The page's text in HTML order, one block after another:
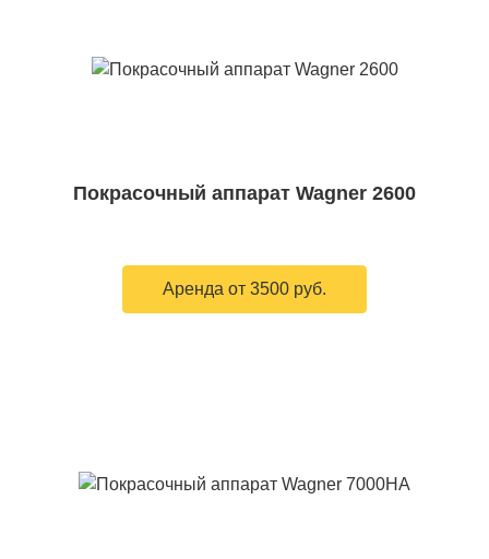
Покрасочный аппарат Wagner 2600
Аренда от 3500 руб.